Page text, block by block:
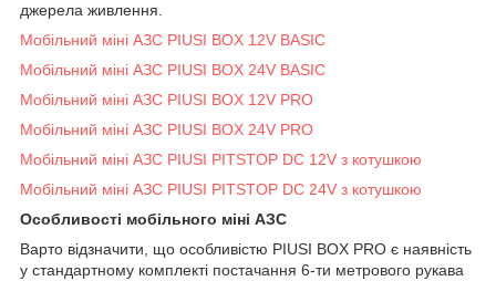
джерела живлення.
Мобільний міні АЗС PIUSI BOX 12V BASIC
Мобільний міні АЗС PIUSI BOX 24V BASIC
Мобільний міні АЗС PIUSI BOX 12V PRO
Мобільний міні АЗС PIUSI BOX 24V PRO
Мобільний міні АЗС PIUSI PITSTOP DC 12V з котушкою
Мобільний міні АЗС PIUSI PITSTOP DC 24V з котушкою
Особливості мобільного міні АЗС
Варто відзначити, що особливістю PIUSI BOX PRO є наявність
у стандартному комплекті постачання 6-ти метрового рукава